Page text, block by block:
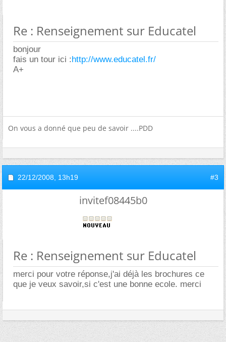
Re : Renseignement sur Educatel
bonjour
fais un tour ici :http://www.educatel.fr/
A+
On vous a donné que peu de savoir ....PDD
22/12/2008, 13h19 #3
invitef08445b0
Re : Renseignement sur Educatel
merci pour votre réponse,j'ai déjà les brochures ce
que je veux savoir,si c'est une bonne ecole. merci